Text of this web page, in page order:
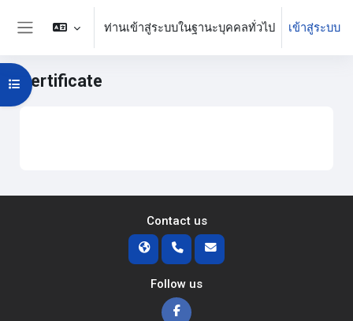
ข้ามไปที่เนื้อหาหลัก
ท่านเข้าสู่ระบบในฐานะบุคคลทั่วไป เข้าสู่ระบบ
Certificate
Open course index
Contact us
Follow us